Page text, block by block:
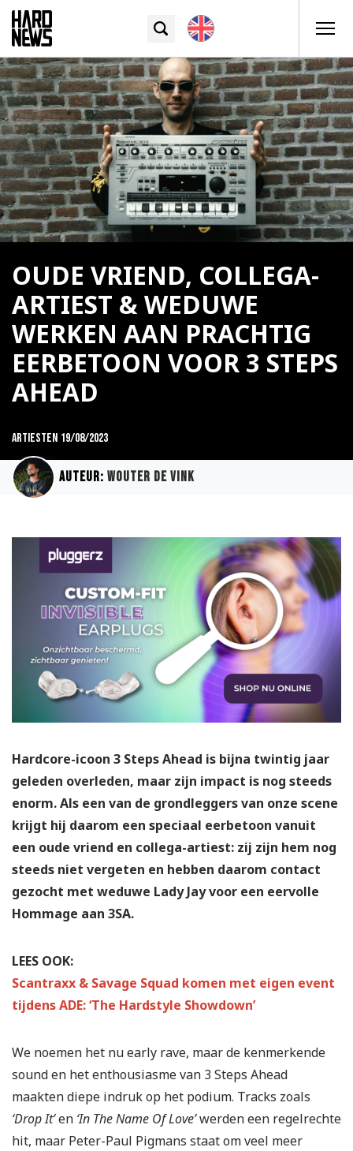
OUDE VRIEND, COLLEGA-
ARTIEST & WEDUWE
WERKEN AAN PRACHTIG
EERBETOON VOOR 3 STEPS
AHEAD
Artiesten 19/08/2023
Auteur: Wouter de Vink
Hardcore-icoon 3 Steps Ahead is bijna twintig jaar
geleden overleden, maar zijn impact is nog steeds
enorm. Als een van de grondleggers van onze scene
krijgt hij daarom een speciaal eerbetoon vanuit
een oude vriend en collega-artiest: zij zijn hem nog
steeds niet vergeten en hebben daarom contact
gezocht met weduwe Lady Jay voor een eervolle
Hommage aan 3SA.
LEES OOK:
Scantraxx & Savage Squad komen met eigen event
tijdens ADE: ‘The Hardstyle Showdown’
We noemen het nu early rave, maar de kenmerkende
sound en het enthousiasme van 3 Steps Ahead
maakten diepe indruk op het podium. Tracks zoals
‘Drop It’en ‘In The Name Of Love’werden een regelrechte
hit, maar Peter-Paul Pigmans staat om veel meer